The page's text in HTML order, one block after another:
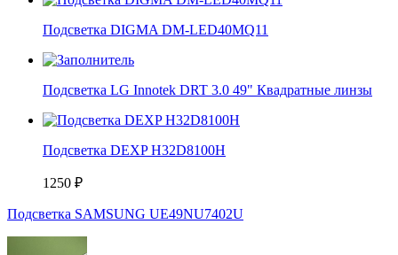
Подсветка DIGMA DM-LED40MQ11
Подсветка LG Innotek DRT 3.0 49" Квадратные линзы
Подсветка DEXP H32D8100H
1250 ₽
Подсветка SAMSUNG UЕ49NU7402U